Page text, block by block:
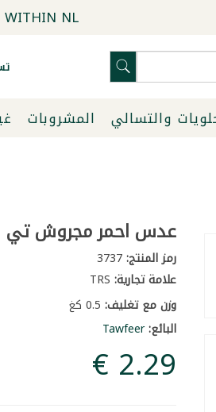
WITHIN NL
والتسالي المشروبات
عدس احمر مجروش تي ار
رمز المنتج:3737
علامة تجارية:TRS
وزن مع تغليف:0.5 كغ
البائع:Tawfeer